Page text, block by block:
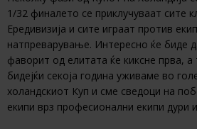
1/32 финалето се приклучуваат сите
Ередивизија и сите играат против
натпреварување. Интересно ќе биде
фаворит од елитата ќе киксне прва, а
бидејќи секоја година уживаме во
холандскиот Куп и сме сведоци на
екипи врз професионални екипи дури